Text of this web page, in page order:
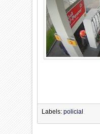
Labels:policial